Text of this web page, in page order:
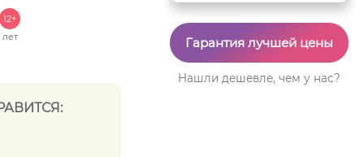
Гарантия лучшей цены
Нашли дешевле, чем у нас?
12+
лет